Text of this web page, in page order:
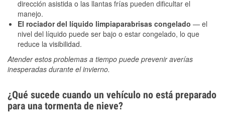
dirección asistida o las llantas frías pueden dificultar el
manejo.
El rociador del líquido limpiaparabrisas congelado — el
nivel del líquido puede ser bajo o estar congelado, lo que
reduce la visibilidad.
Atender estos problemas a tiempo puede prevenir averías
inesperadas durante el invierno.
¿Qué sucede cuando un vehículo no está preparado
para una tormenta de nieve?